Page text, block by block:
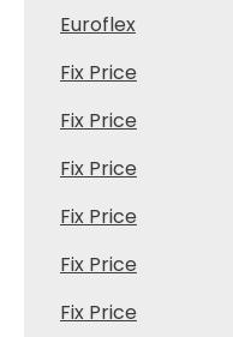
Euroflex
Fix Price
Fix Price
Fix Price
Fix Price
Fix Price
Fix Price